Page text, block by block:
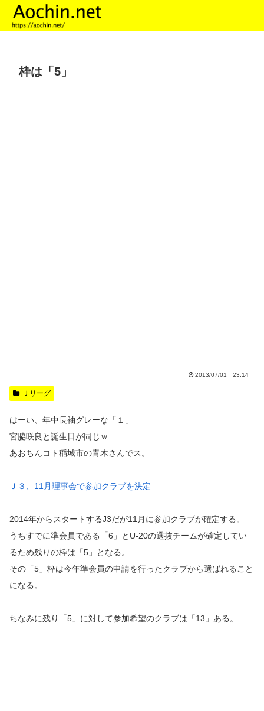
枠は「5」
2013/07/01 23:14
Ｊリーグ
はーい、年中長袖グレーな「１」
宮脇咲良と誕生日が同じｗ
あおちんコト稲城市の青木さんでス。
Ｊ３、11月理事会で参加クラブを決定
2014年からスタートするJ3だが11月に参加クラブが確定する。
うちすでに準会員である「6」とU-20の選抜チームが確定してい
るため残りの枠は「5」となる。
その「5」枠は今年準会員の申請を行ったクラブから選ばれること
になる。
ちなみに残り「5」に対して参加希望のクラブは「13」ある。